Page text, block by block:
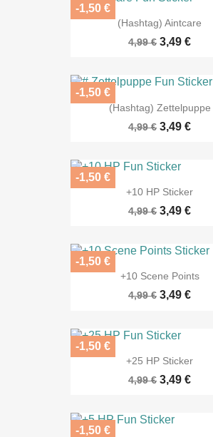
(Hashtag) Aintcare
4,99 € 3,49 €
-1,50 €
(Hashtag) Zettelpuppe
4,99 € 3,49 €
-1,50 €
+10 HP Sticker
4,99 € 3,49 €
-1,50 €
+10 Scene Points
4,99 € 3,49 €
-1,50 €
+25 HP Sticker
4,99 € 3,49 €
-1,50 €
-1,50 €